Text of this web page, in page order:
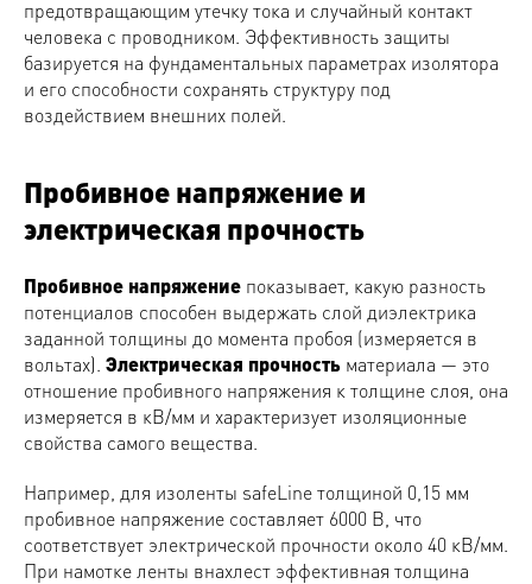
предотвращающим утечку тока и случайный контакт
человека с проводником. Эффективность защиты
базируется на фундаментальных параметрах изолятора
и его способности сохранять структуру под
воздействием внешних полей.
Пробивное напряжение и
электрическая прочность
Пробивное напряжение показывает, какую разность
потенциалов способен выдержать слой диэлектрика
заданной толщины до момента пробоя (измеряется в
вольтах). Электрическая прочность материала — это
отношение пробивного напряжения к толщине слоя, она
измеряется в кВ/мм и характеризует изоляционные
свойства самого вещества.
Например, для изоленты safeLine толщиной 0,15 мм
пробивное напряжение составляет 6000 В, что
соответствует электрической прочности около 40 кВ/мм.
При намотке ленты внахлест эффективная толщина